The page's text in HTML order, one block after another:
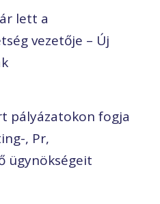
lett a
vezetője – Új
pályázatokon fogja
, Pr,
ügynökségeit